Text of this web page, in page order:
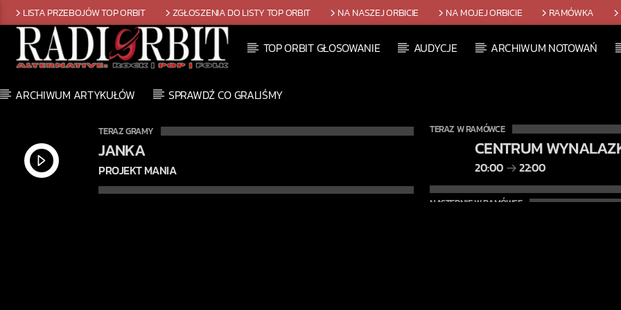
LISTA PRZEBOJÓW TOP ORBIT ZGŁOSZENIA DO LISTY TOP ORBIT NA NASZEJ ORBICIE NA MOJEJ ORBICIE RAMÓWKA
TOP ORBIT GŁOSOWANIE AUDYCJE ARCHIWUM NOTOWAŃ
ARCHIWUM ARTYKUŁÓW SPRAWDŹ CO GRALIŚMY
TERAZ GRAMY
JANKA
PROJEKT MANIA
TERAZ W RAMÓWCE
CENTRUM
20:00 22:00
NASTĘPNIE W RAMÓWCE